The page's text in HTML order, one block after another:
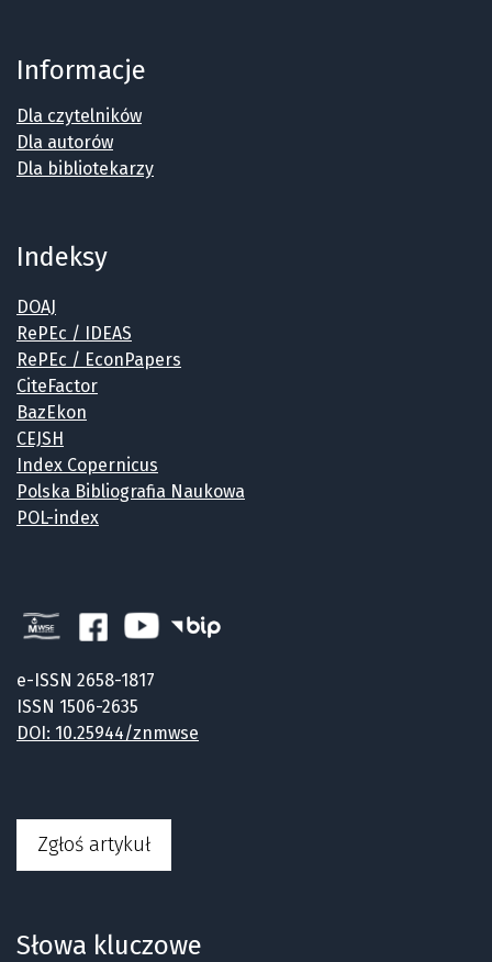
Informacje
Dla czytelników
Dla autorów
Dla bibliotekarzy
Indeksy
DOAJ
RePEc / IDEAS
RePEc / EconPapers
CiteFactor
BazEkon
CEJSH
Index Copernicus
Polska Bibliografia Naukowa
POL-index
e-ISSN 2658-1817
ISSN 1506-2635
DOI: 10.25944/znmwse
Zgłoś artykuł
Słowa kluczowe